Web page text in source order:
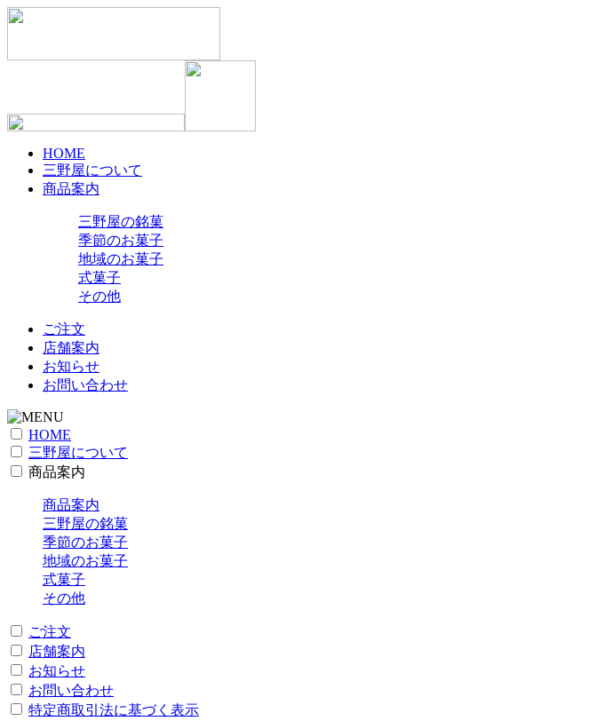
HOME
三野屋について
商品案内
三野屋の銘菓
季節のお菓子
地域のお菓子
式菓子
その他
ご注文
店舗案内
お知らせ
お問い合わせ
HOME
三野屋について
商品案内
商品案内
三野屋の銘菓
季節のお菓子
地域のお菓子
式菓子
その他
ご注文
店舗案内
お知らせ
お問い合わせ
特定商取引法に基づく表示